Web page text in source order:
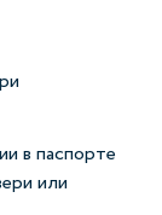
в паспорте
или